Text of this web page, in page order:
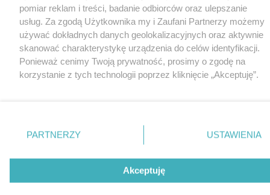
pomiar reklam i treści, badanie odbiorców oraz ulepszanie
usług. Za zgodą Użytkownika my i Zaufani Partnerzy możemy
używać dokładnych danych geolokalizacyjnych oraz aktywnie
skanować charakterystykę urządzenia do celów identyfikacji.
Ponieważ cenimy Twoją prywatność, prosimy o zgodę na
korzystanie z tych technologii poprzez kliknięcie „Akceptuję”.
nie wymagają zgody użytkownika, ale masz prawo sprzeciwić
się takiemu przetwarzaniu. Preferencje będą miały
Zapoznaj się z poniższymi informacjami, abyś mógł świadomie
PARTNERZY USTAWIENIA
Akceptuję